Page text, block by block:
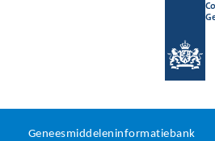
U
Geneesmiddeleninformatiebank